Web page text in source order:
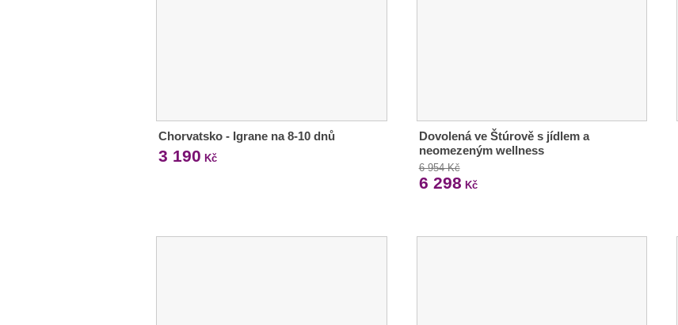
Chorvatsko - Igrane na 8-10 dnů
3 190 Kč
Dovolená ve Štúrově s jídlem a
neomezeným wellness
6 954 Kč
6 298 Kč